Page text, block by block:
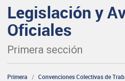
Legislación y
Oficiales
Primera sección
Primera Convenciones Colectivas de